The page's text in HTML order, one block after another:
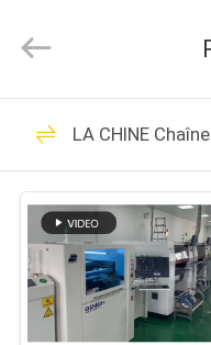
MAISON
PRODUITS
VIDÉOS
CHARMHIGH
TECHNOLOGY
Rights
LA CHINE